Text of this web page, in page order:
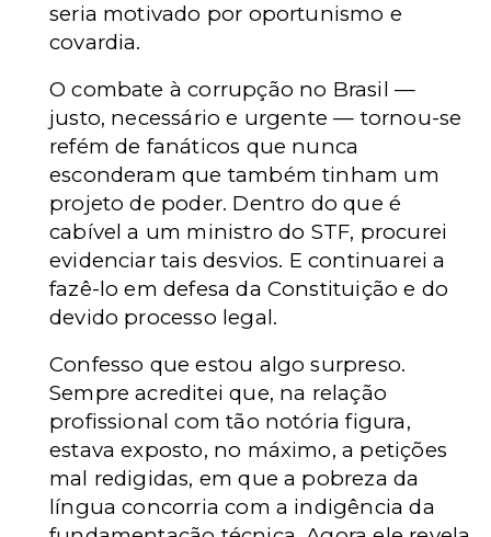
seria motivado por oportunismo e
covardia.
O combate à corrupção no Brasil —
justo, necessário e urgente — tornou-se
refém de fanáticos que nunca
esconderam que também tinham um
projeto de poder. Dentro do que é
cabível a um ministro do STF, procurei
evidenciar tais desvios. E continuarei a
fazê-lo em defesa da Constituição e do
devido processo legal.
Confesso que estou algo surpreso.
Sempre acreditei que, na relação
profissional com tão notória figura,
estava exposto, no máximo, a petições
mal redigidas, em que a pobreza da
língua concorria com a indigência da